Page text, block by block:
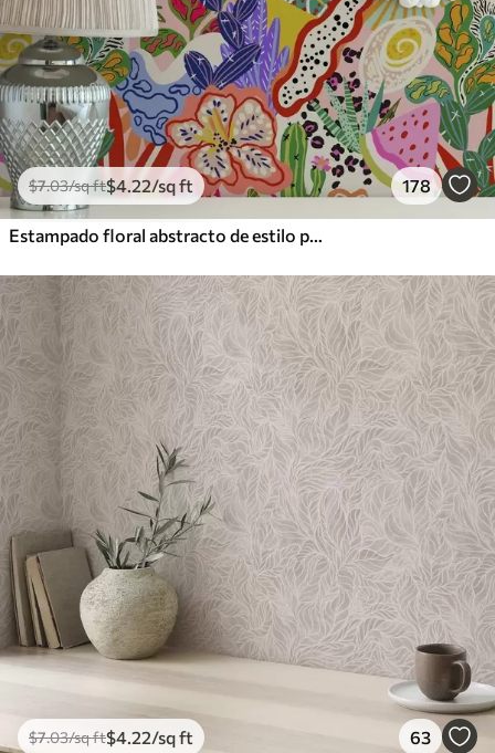
$7.03/sq ft$4.22/sq ft 178
Estampado floral abstracto de estilo pop art
$7.03/sq ft$4.22/sq ft 63